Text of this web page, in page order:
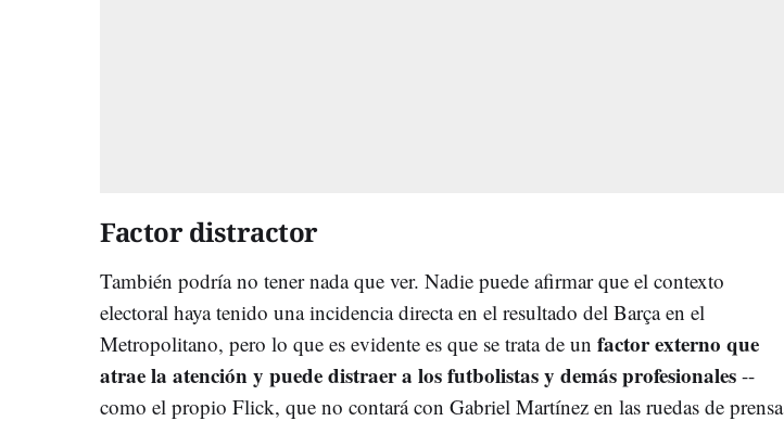
Factor distractor
También podría no tener nada que ver. Nadie puede afirmar que el contexto
electoral haya tenido una incidencia directa en el resultado del Barça en el
Metropolitano, pero lo que es evidente es que se trata de un factor externo que
atrae la atención y puede distraer a los futbolistas y demás profesionales --
como el propio Flick, que no contará con Gabriel Martínez en las ruedas de prensa